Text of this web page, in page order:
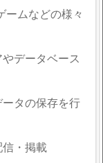
ームなどの様々
データベース
タの保存を行
・掲載